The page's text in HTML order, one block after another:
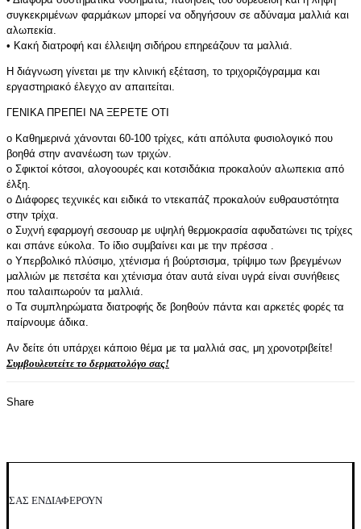
συγκεκριμένων φαρμάκων μπορεί να οδηγήσουν σε αδύναμα μαλλιά και
αλωπεκία.
• Κακή διατροφή και έλλειψη σιδήρου επηρεάζουν τα μαλλιά.
Η διάγνωση γίνεται με την κλινική εξέταση, το τριχοριζόγραμμα και
εργαστηριακό έλεγχο αν απαιτείται.
ΓΕΝΙΚΑ ΠΡΕΠΕΙ ΝΑ ΞΕΡΕΤΕ ΟΤΙ
o Καθημερινά χάνονται 60-100 τρίχες, κάτι απόλυτα φυσιολογικό που
βοηθά στην ανανέωση των τριχών.
o Σφικτοί κότσοι, αλογοουρές και κοτσιδάκια προκαλούν αλωπεκια από
έλξη.
o Διάφορες τεχνικές και ειδικά το ντεκαπάζ προκαλούν ευθραυστότητα
στην τρίχα.
o Συχνή εφαρμογή σεσουαρ με υψηλή θερμοκρασία αφυδατώνει τις τρίχες
και σπάνε εύκολα. Το ίδιο συμβαίνει και με την πρέσσα .
o Υπερβολικό πλύσιμο, χτένισμα ή βούρτσισμα, τρίψιμο των βρεγμένων
μαλλιών με πετσέτα και χτένισμα όταν αυτά είναι υγρά είναι συνήθειες
που ταλαιπωρούν τα μαλλιά.
o Τα συμπληρώματα διατροφής δε βοηθούν πάντα και αρκετές φορές τα
παίρνουμε άδικα.
Αν δείτε ότι υπάρχει κάποιο θέμα με τα μαλλιά σας, μη χρονοτριβείτε!
Συμβουλευτείτε το δερματολόγο σας!
Share
ΣΑΣ ΕΝΔΙΑΦΕΡΟΥΝ